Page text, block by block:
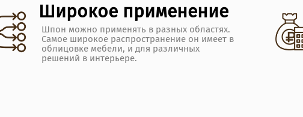
Широкое применение
Шпон можно применять в разных областях.
Самое широкое распространение он имеет в
облицовке мебели, и для различных
решений в интерьере.